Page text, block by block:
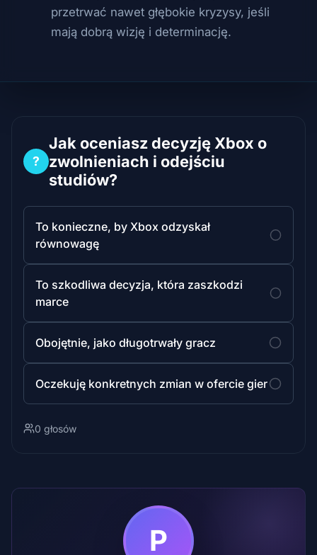
przetrwać nawet głębokie kryzysy, jeśli
mają dobrą wizję i determinację.
?
Jak oceniasz decyzję Xbox o
zwolnieniach i odejściu
studiów?
To konieczne, by Xbox odzyskał
równowagę
To szkodliwa decyzja, która zaszkodzi
marce
Obojętnie, jako długotrwały gracz
Oczekuję konkretnych zmian w ofercie gier
0 głosów
P